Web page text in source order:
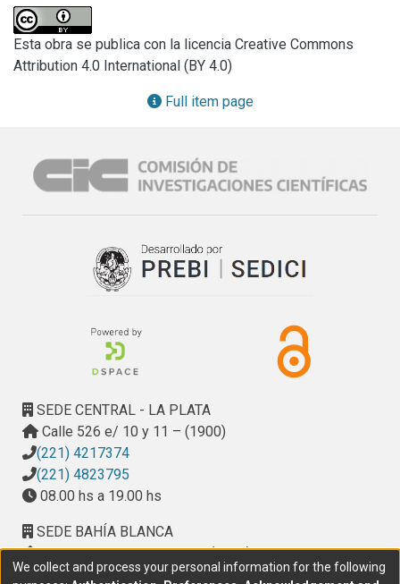
central único, disponible para todas las instituciones
participantes la iniciativa. Este sistema permite realizar un
seguimiento exhaustivo de los cambios y estadíos en que
se encuentra cada solicitud, y aporta estadísticas que
permiten transparentar, controlar y optimizar el servicio.
instituciones miembro tengan una instancia funcional dentro
del nuevo sistema centralizado.
Esta obra se publica con la licencia Creative Commons
Attribution 4.0 International (BY 4.0)
Full item page
SEDE CENTRAL - LA PLATA
Calle 526 e/ 10 y 11 – (1900)
(221) 4217374
(221) 4823795
08.00 hs a 19.00 hs
SEDE BAHÍA BLANCA
Calle Ciudad de Cali 320 – (8000). Universidad
Provincial del Sudoeste (UPSO)
We collect and process your personal information for the following